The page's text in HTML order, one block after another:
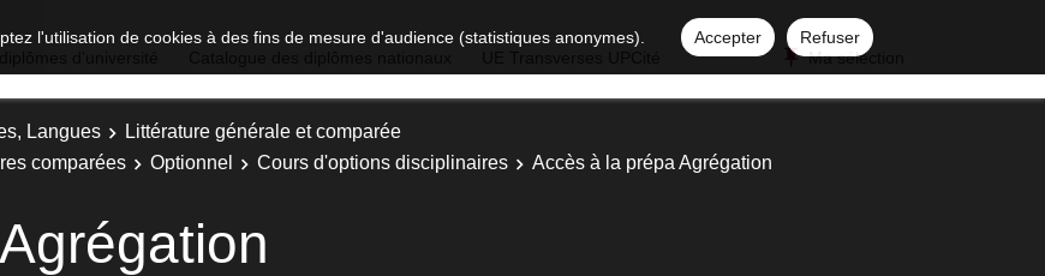
l'utilisation de cookies à des fins de mesure d'audience (statistiques anonymes). Accepter
Refuser
Ma sélection
Langues
Littérature générale et comparée
comparées
Optionnel Cours d'options disciplinaires Accès à la prépa Agrégation